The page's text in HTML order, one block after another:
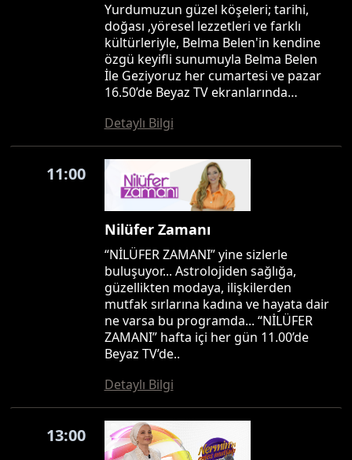
Yurdumuzun güzel köşeleri; tarihi,
doğası ,yöresel lezzetleri ve farklı
kültürleriyle, Belma Belen'in kendine
özgü keyifli sunumuyla Belma Belen
İle Geziyoruz her cumartesi ve pazar
16.50’de Beyaz TV ekranlarında…
Detaylı Bilgi
11:00
Nilüfer Zamanı
“NİLÜFER ZAMANI” yine sizlerle
buluşuyor... Astrolojiden sağlığa,
güzellikten modaya, ilişkilerden
mutfak sırlarına kadına ve hayata dair
ne varsa bu programda... “NİLÜFER
ZAMANI” hafta içi her gün 11.00’de
Beyaz TV’de..
Detaylı Bilgi
13:00